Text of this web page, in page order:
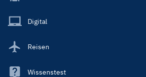
Main
Digital
Reisen
Wissenstest